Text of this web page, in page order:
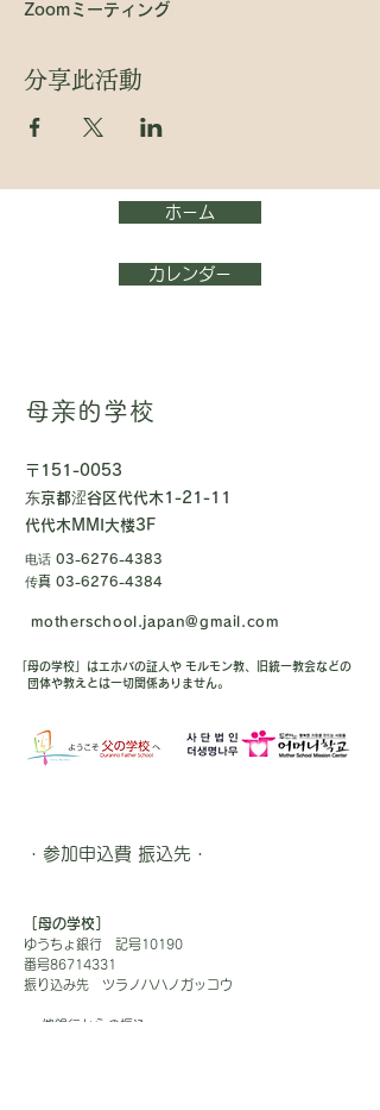
Zoomミーティング
分享此活動
ホーム
カレンダー
母亲的学校
〒151-0053
东京都涩谷区代代木1-21-11
代代木MMI大楼3F
电话 03-6276-4383
传真 03-6276-4384
motherschool.japan@gmail.com
「母の学校」はエホバの証人や モルモン教、旧統一教会などの
団体や教えとは一切関係ありません。
・参加申込費 振込先・
［母の学校］
ゆうちょ銀行 記号10190
番号86714331
振り込み先 ツラノハハノガッコウ
－ 他銀行からの振込 －